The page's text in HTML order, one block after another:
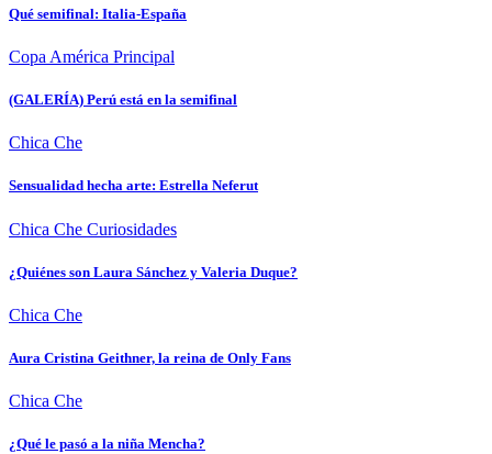
Qué semifinal: Italia-España
Copa América Principal
(GALERÍA) Perú está en la semifinal
Chica Che
Sensualidad hecha arte: Estrella Neferut
Chica Che Curiosidades
¿Quiénes son Laura Sánchez y Valeria Duque?
Chica Che
Aura Cristina Geithner, la reina de Only Fans
Chica Che
¿Qué le pasó a la niña Mencha?